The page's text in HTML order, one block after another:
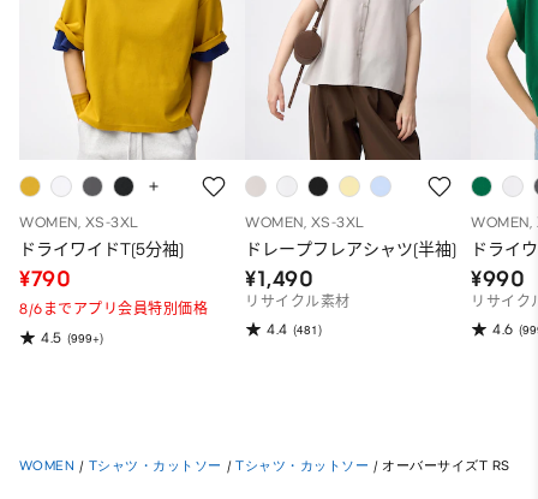
WOMEN, XS-3XL
ドライワイドT(5分袖)
¥790
8/6までアプリ会員特別価格
4.5 (999+)
WOMEN, XS-3XL
ドレープフレアシャツ(半袖)
¥1,490
リサイクル素材
4.4 (481)
WOMEN,
ドライ
¥990
リサイク
4.6
WOMEN / Tシャツ・カットソー / Tシャツ・カットソー / オーバーサイズT RS